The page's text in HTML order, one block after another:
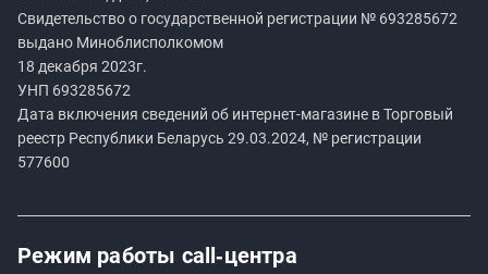
Свидетельство о государственной регистрации № 693285672
выдано Миноблисполкомом
18 декабря 2023г.
УНП 693285672
Дата включения сведений об интернет-магазине в Торговый
реестр Республики Беларусь 29.03.2024, № регистрации
577600
Режим работы call‑центра